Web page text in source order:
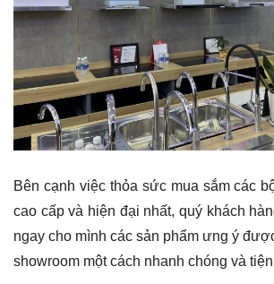
Bên cạnh việc thỏa sức mua sắm các
cao cấp và hiện đại nhất, quý khách
ngay cho mình các sản phẩm ưng ý
showroom một cách nhanh chóng và